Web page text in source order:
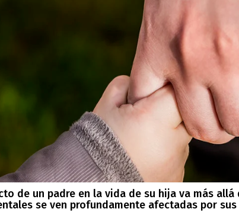
de un padre en la vida de su hija va más
se ven profundamente afectadas por sus